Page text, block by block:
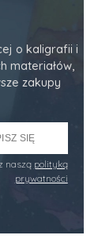
o kaligrafii i
materiałów,
zakupy
SIĘ
naszą polityką
prywatności